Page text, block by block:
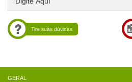
Tire suas dúvidas